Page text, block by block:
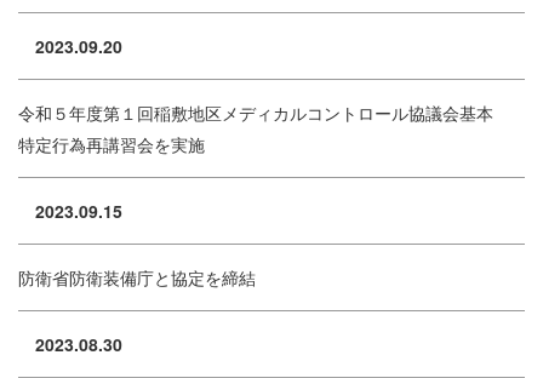
2023.09.20
令和５年度第１回稲敷地区メディカルコントロール協議会基本
特定行為再講習会を実施
2023.09.15
防衛省防衛装備庁と協定を締結
2023.08.30